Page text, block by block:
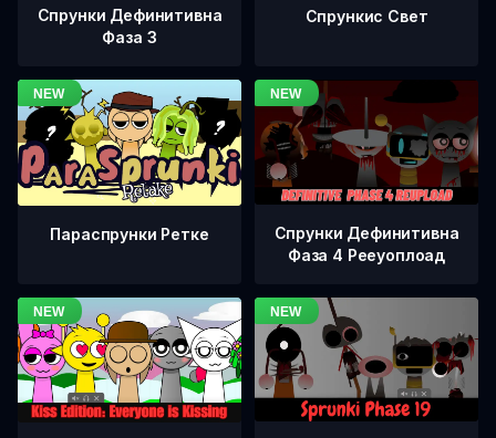
Спрунки Дефинитивна
Фаза 3
Спрункис Свет
Параспрунки Ретке
Спрунки Дефинитивна
Фаза 4 Рееуоплоад